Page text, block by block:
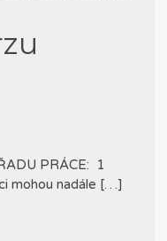
PRÁCE: 1
mohou nadále […]